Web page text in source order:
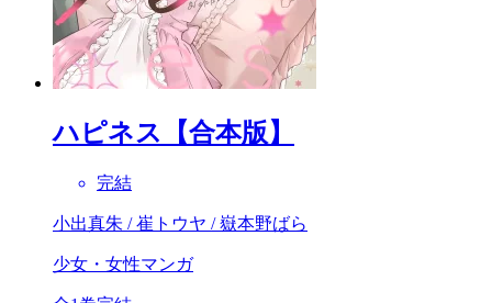
ハピネス【合本版】
完結
小出真朱 / 崔トウヤ / 嶽本野ばら
少女・女性マンガ